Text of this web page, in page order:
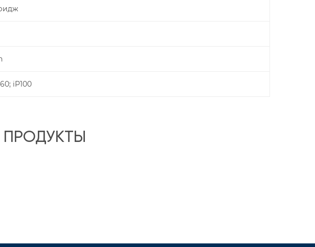
iP100